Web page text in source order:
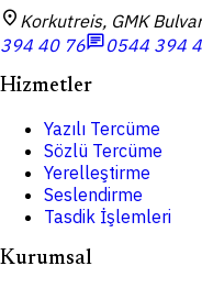
location_on Korkutreis, GMK
394 40 76chat0544 394
Hizmetler
Yazılı Tercüme
Sözlü Tercüme
Yerelleştirme
Seslendirme
Tasdik İşlemleri
Kurumsal